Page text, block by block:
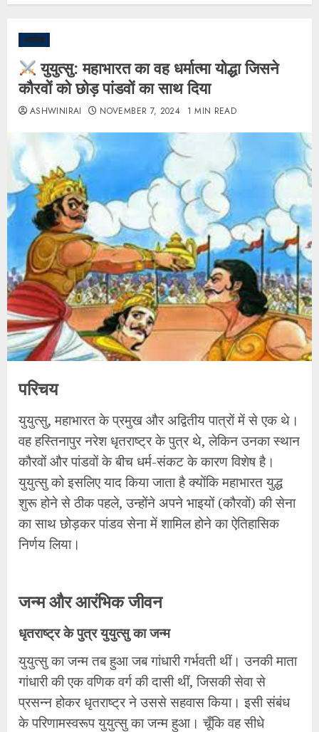
आलेख
युयुत्सु: महाभारत का वह धर्मात्मा योद्धा जिसने
कौरवों को छोड़ पांडवों का साथ दिया
ASHWINIRAI NOVEMBER 7, 2024 1 MIN READ
परिचय
​युयुत्सु, महाभारत के प्रमुख और अद्वितीय पात्रों में से एक थे।
वह हस्तिनापुर नरेश धृतराष्ट्र के पुत्र थे, लेकिन उनका स्थान
कौरवों और पांडवों के बीच धर्म-संकट के कारण विशेष है।
युयुत्सु को इसलिए याद किया जाता है क्योंकि महाभारत युद्ध
शुरू होने से ठीक पहले, उन्होंने अपने भाइयों (कौरवों) की सेना
का साथ छोड़कर पांडव सेना में शामिल होने का ऐतिहासिक
निर्णय लिया।
​जन्म और आरंभिक जीवन
​धृतराष्ट्र के पुत्र युयुत्सु का जन्म
​युयुत्सु का जन्म तब हुआ जब गांधारी गर्भवती थीं। उनकी माता
गांधारी की एक वणिक वर्ग की दासी थीं, जिसकी सेवा से
प्रसन्न होकर धृतराष्ट्र ने उससे सहवास किया। इसी संबंध
के परिणामस्वरूप युयुत्सु का जन्म हुआ। चूँकि वह सीधे